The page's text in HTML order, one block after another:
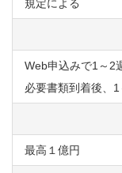
規定による
Web申込みで1～2
必要書類到着後、
最高１億円